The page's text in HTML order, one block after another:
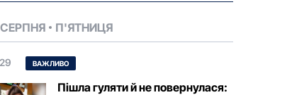
П'ЯТНИЦЯ
ВАЖЛИВО
Пішла гуляти й не повернулася: